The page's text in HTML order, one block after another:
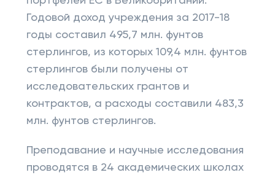
Годовой доход учреждения за 2017-18
годы составил 495,7 млн. фунтов
стерлингов, из которых 109,4 млн. фунтов
стерлингов были получены от
исследовательских грантов и
контрактов, а расходы составили 483,3
млн. фунтов стерлингов.
Преподавание и научные исследования
проводятся в 24 академических школах